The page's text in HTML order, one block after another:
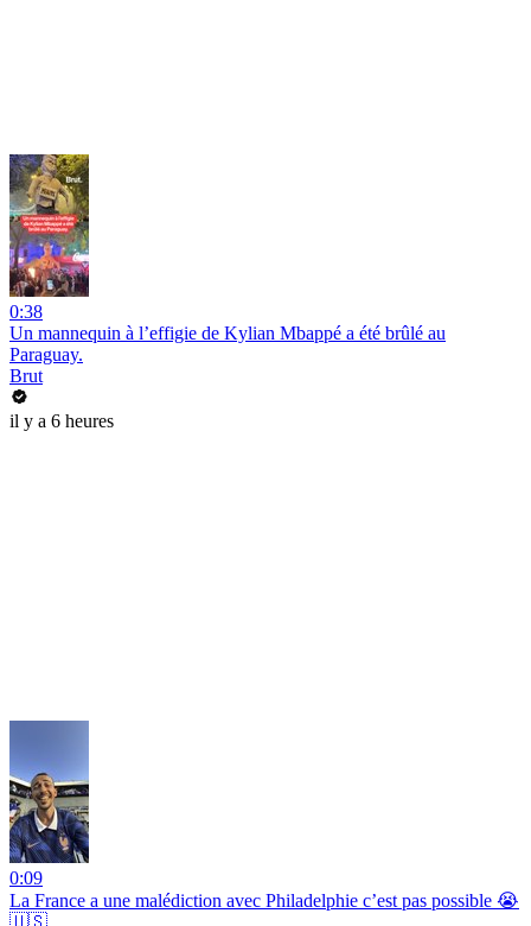
0:38
Un mannequin à l’effigie de Kylian Mbappé a été brûlé au
Paraguay.
Brut
il y a 6 heures
0:09
La France a une malédiction avec Philadelphie c’est pas possible 😭